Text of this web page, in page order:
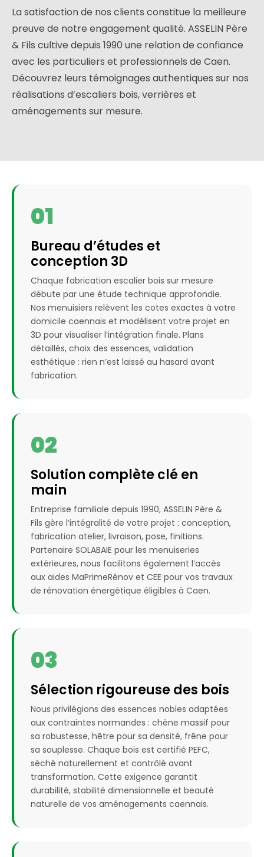
La satisfaction de nos clients constitue la meilleure
preuve de notre engagement qualité. ASSELIN Père
& Fils cultive depuis 1990 une relation de confiance
avec les particuliers et professionnels de Caen.
Découvrez leurs témoignages authentiques sur nos
réalisations d’escaliers bois, verrières et
aménagements sur mesure.
01
Bureau d’études et
conception 3D
Chaque fabrication escalier bois sur mesure
débute par une étude technique approfondie.
Nos menuisiers relèvent les cotes exactes à votre
domicile caennais et modélisent votre projet en
3D pour visualiser l’intégration finale. Plans
détaillés, choix des essences, validation
esthétique : rien n’est laissé au hasard avant
fabrication.
02
Solution complète clé en
main
Entreprise familiale depuis 1990, ASSELIN Père &
Fils gère l’intégralité de votre projet : conception,
fabrication atelier, livraison, pose, finitions.
Partenaire SOLABAIE pour les menuiseries
extérieures, nous facilitons également l’accès
aux aides MaPrimeRénov et CEE pour vos travaux
de rénovation énergétique éligibles à Caen.
03
Sélection rigoureuse des bois
Nous privilégions des essences nobles adaptées
aux contraintes normandes : chêne massif pour
sa robustesse, hêtre pour sa densité, frêne pour
sa souplesse. Chaque bois est certifié PEFC,
séché naturellement et contrôlé avant
transformation. Cette exigence garantit
durabilité, stabilité dimensionnelle et beauté
naturelle de vos aménagements caennais.